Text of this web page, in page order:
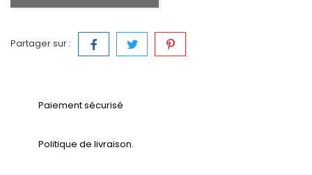
Partager sur :
Paiement sécurisé
Politique de livraison.